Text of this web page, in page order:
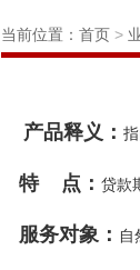
当前位置： 首页 >
产品释义：
特 点： 贷款
服务对象： 自